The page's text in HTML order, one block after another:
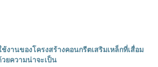
งานของโครงสร้างคอนกรีตเสริมเหล็กที่เสื่อม
ยความน่าจะเป็น